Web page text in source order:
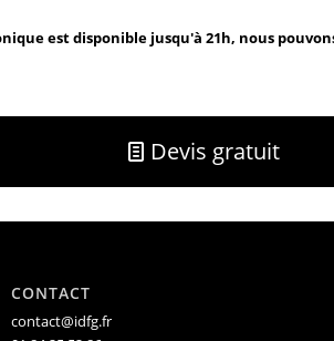
est disponible jusqu'à 21h, nous
Devis gratuit
CONTACT
contact@idfg.fr